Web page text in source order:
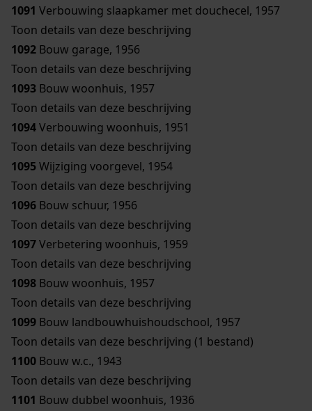
1091 Verbouwing slaapkamer met douchecel, 1957
Toon details van deze beschrijving
1092 Bouw garage, 1956
Toon details van deze beschrijving
1093 Bouw woonhuis, 1957
Toon details van deze beschrijving
1094Verbouwing woonhuis, 1951
Toon details van deze beschrijving
1095Wijziging voorgevel, 1954
Toon details van deze beschrijving
1096 Bouw schuur, 1956
Toon details van deze beschrijving
1097Verbetering woonhuis, 1959
Toon details van deze beschrijving
1098 Bouw woonhuis, 1957
Toon details van deze beschrijving
1099 Bouw landbouwhuishoudschool, 1957
Toon details van deze beschrijving (1 bestand)
1100 Bouw w.c., 1943
Toon details van deze beschrijving
1101 Bouw dubbel woonhuis, 1936